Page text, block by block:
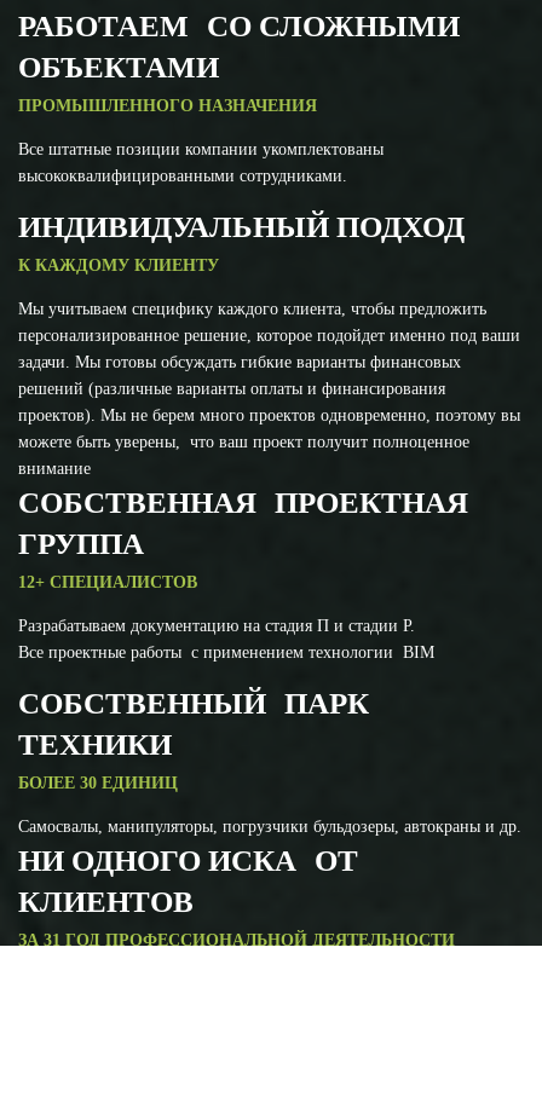
РАБОТАЕМ СО СЛОЖНЫМИ
ОБЪЕКТАМИ
ПРОМЫШЛЕННОГО НАЗНАЧЕНИЯ
Все штатные позиции компании укомплектованы
высококвалифицированными сотрудниками.
ИНДИВИДУАЛЬНЫЙ ПОДХОД
К КАЖДОМУ КЛИЕНТУ
Мы учитываем специфику каждого клиента, чтобы предложить
персонализированное решение, которое подойдет именно под ваши
задачи. Мы готовы обсуждать гибкие варианты финансовых
решений (различные варианты оплаты и финансирования
проектов). Мы не берем много проектов одновременно, поэтому вы
можете быть уверены, что ваш проект получит полноценное
внимание
СОБСТВЕННАЯ ПРОЕКТНАЯ
ГРУППА
12+ СПЕЦИАЛИСТОВ
Разрабатываем документацию на стадия П и стадии Р.
Все проектные работы с применением технологии BIM
СОБСТВЕННЫЙ ПАРК
ТЕХНИКИ
БОЛЕЕ 30 ЕДИНИЦ
Самосвалы, манипуляторы, погрузчики бульдозеры, автокраны и др.
НИ ОДНОГО ИСКА ОТ
КЛИЕНТОВ
ЗА 31 ГОД ПРОФЕССИОНАЛЬНОЙ ДЕЯТЕЛЬНОСТИ